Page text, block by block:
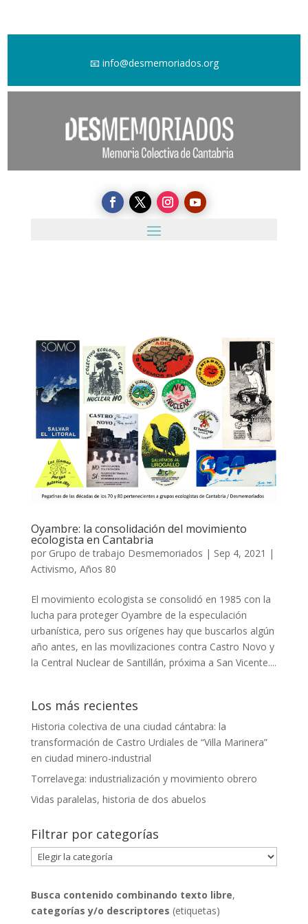
📧 info@desmemoriados.org
Oyambre: la consolidación del movimiento
ecologista en Cantabria
por Grupo de trabajo Desmemoriados | Sep 4, 2021 |
Activismo, Años 80
El movimiento ecologista se consolidó en 1985 con la
lucha para proteger Oyambre de la especulación
urbanística, pero sus orígenes hay que buscarlos algún
año antes, en las movilizaciones contra Castro Novo y
la Central Nuclear de Santillán, próxima a San Vicente....
Los más recientes
Historia colectiva de una ciudad cántabra: la
transformación de Castro Urdiales de “Villa Marinera”
en ciudad minero-industrial
Torrelavega: industrialización y movimiento obrero
Vidas paralelas, historia de dos abuelos
Filtrar por categorías
Filtrar
por
Busca contenido combinando texto libre,
categorías y/o descriptores (etiquetas)